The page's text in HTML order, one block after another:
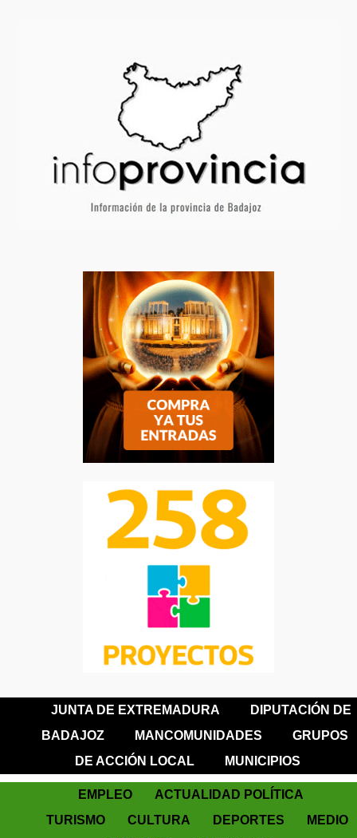
JUNTA DE EXTREMADURA
DIPUTACIÓN DE
BADAJOZ
MANCOMUNIDADES
GRUPOS
DE ACCIÓN LOCAL
MUNICIPIOS
EMPLEO
ACTUALIDAD POLÍTICA
TURISMO
CULTURA DEPORTES
MEDIO